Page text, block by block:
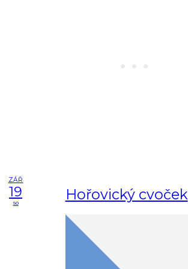
ZÁŘ
19
so Hořovický cvoček